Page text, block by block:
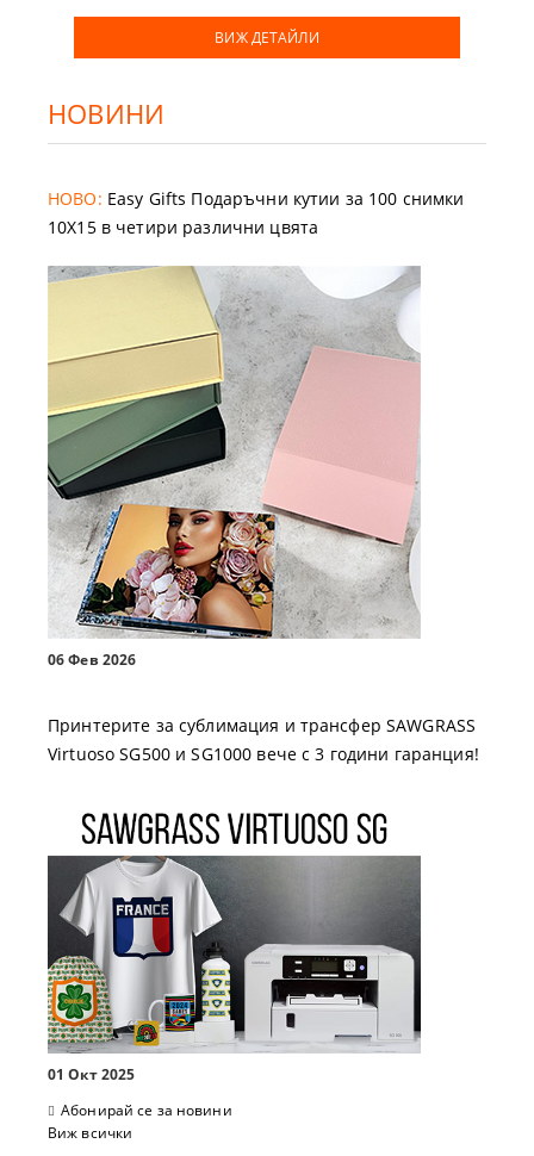
ВИЖ ДЕТАЙЛИ
НОВИНИ
НОВО: Easy Gifts Подаръчни кутии за 100 снимки
10X15 в четири различни цвята
06 Фев 2026
Принтерите за сублимация и трансфер SAWGRASS
Virtuoso SG500 и SG1000 вече с 3 години гаранция!
01 Окт 2025
Абонирай се за новини
Виж всички